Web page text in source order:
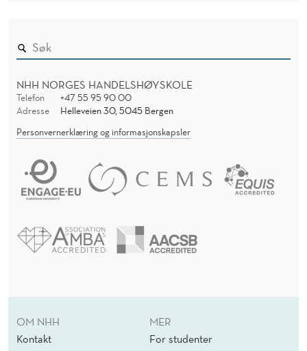
NHH NORGES HANDELSHØYSKOLE
Telefon
+47 55 95 90 00
Adresse
Helleveien 30, 5045 Bergen
Personvernerklæring og informasjonskapsler
OM NHH
Kontakt
MER
For studenter